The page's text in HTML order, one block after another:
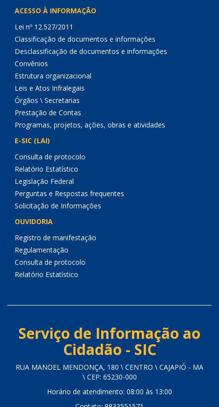
ACESSO À INFORMAÇÃO
Lei nº 12.527/2011
Classificação de documentos e informações
Desclassificação de documentos e informações
Convênios
Estrutura organizacional
Leis e Atos Infralegais
Órgãos \ Secretarias
Prestação de Contas
Programas, projetos, ações, obras e atividades
E-SIC (LAI)
Consulta de protocolo
Relatório Estatístico
Legislação Federal
Perguntas e Respostas frequentes
Solicitação de Informações
OUVIDORIA
Registro de manifestação
Regulamentação
Consulta de protocolo
Relatório Estatístico
Serviço de Informação ao
Cidadão - SIC
RUA MANOEL MENDONÇA, 180 \ CENTRO \ CAJAPIÓ - MA
\ CEP: 65230-000
Horário de atendimento: 08:00 às 13:00